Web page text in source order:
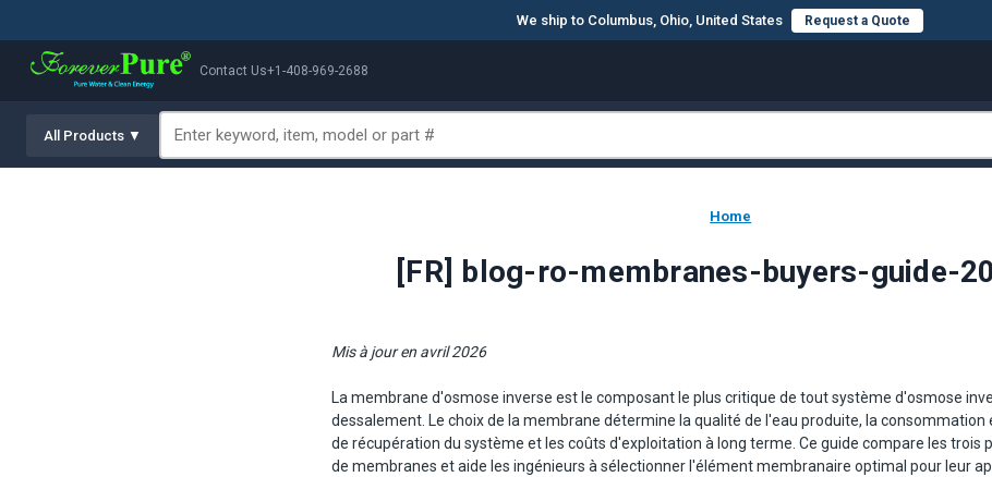
We ship to Columbus, Ohio, United States Request a Quote
Contact Us+1-408-969-2688
All Products ▼
Home
[FR] blog-ro-membranes-buyers-guide-
Mis à jour en avril 2026
La membrane d'osmose inverse est le composant le plus critique de tout système d'osmose
dessalement. Le choix de la membrane détermine la qualité de l'eau produite, la consommation
de récupération du système et les coûts d'exploitation à long terme. Ce guide compare les trois
de membranes et aide les ingénieurs à sélectionner l'élément membranaire optimal pour leur